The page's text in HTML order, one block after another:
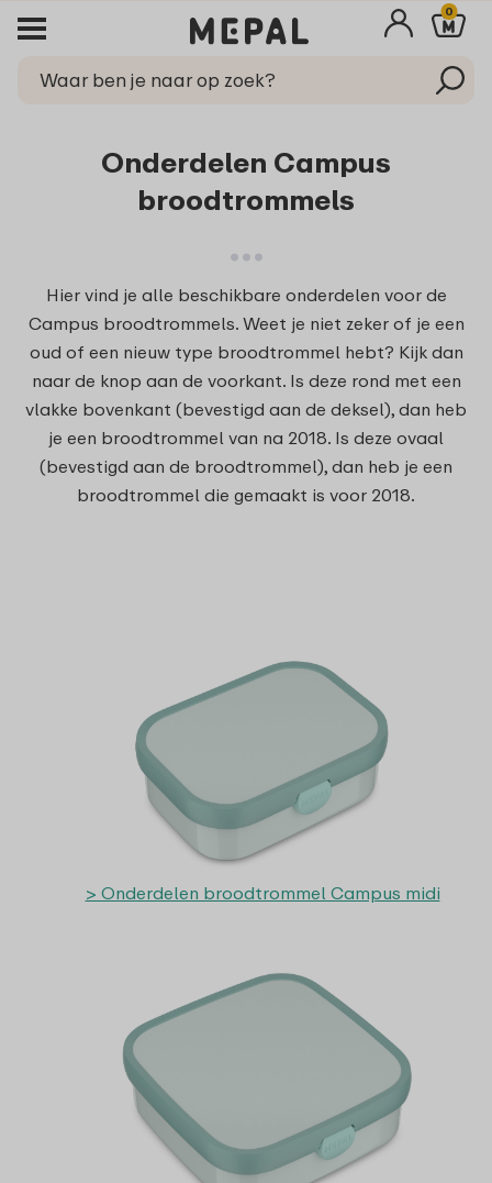
0
Onderdelen Campus
broodtrommels
Hier vind je alle beschikbare onderdelen voor de
Campus broodtrommels. Weet je niet zeker of je een
oud of een nieuw type broodtrommel hebt? Kijk dan
naar de knop aan de voorkant. Is deze rond met een
vlakke bovenkant (bevestigd aan de deksel), dan heb
je een broodtrommel van na 2018. Is deze ovaal
(bevestigd aan de broodtrommel), dan heb je een
broodtrommel die gemaakt is voor 2018.
> Onderdelen broodtrommel Campus midi